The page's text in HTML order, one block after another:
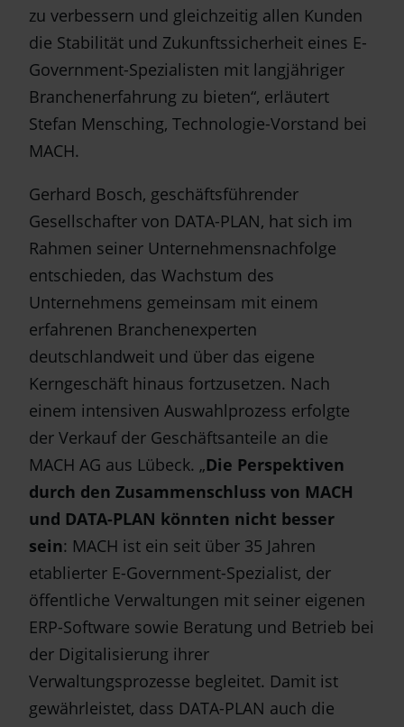
zu verbessern und gleichzeitig allen Kunden
die Stabilität und Zukunftssicherheit eines E-
Government-Spezialisten mit langjähriger
Branchenerfahrung zu bieten“, erläutert
Stefan Mensching, Technologie-Vorstand bei
MACH.
Gerhard Bosch, geschäftsführender
Gesellschafter von DATA-PLAN, hat sich im
Rahmen seiner Unternehmensnachfolge
entschieden, das Wachstum des
Unternehmens gemeinsam mit einem
erfahrenen Branchenexperten
deutschlandweit und über das eigene
Kerngeschäft hinaus fortzusetzen. Nach
einem intensiven Auswahlprozess erfolgte
der Verkauf der Geschäftsanteile an die
MACH AG aus Lübeck. „Die Perspektiven
durch den Zusammenschluss von MACH
und DATA-PLAN könnten nicht besser
sein: MACH ist ein seit über 35 Jahren
etablierter E-Government-Spezialist, der
öffentliche Verwaltungen mit seiner eigenen
ERP-Software sowie Beratung und Betrieb bei
der Digitalisierung ihrer
Verwaltungsprozesse begleitet. Damit ist
gewährleistet, dass DATA-PLAN auch die